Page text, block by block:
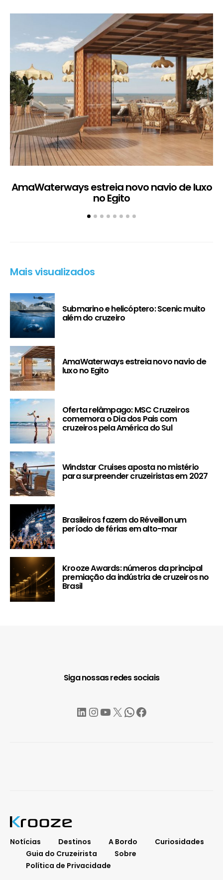
AmaWaterways estreia novo navio de luxo
no Egito
Mais visualizados
Submarino e helicóptero: Scenic muito
além do cruzeiro
AmaWaterways estreia novo navio de
luxo no Egito
Oferta relâmpago: MSC Cruzeiros
comemora o Dia dos Pais com
cruzeiros pela América do Sul
Windstar Cruises aposta no mistério
para surpreender cruzeiristas em 2027
Brasileiros fazem do Réveillon um
período de férias em alto-mar
Krooze Awards: números da principal
premiação da indústria de cruzeiros no
Brasil
Siga nossas redes sociais
LinkedIn
Instagram
YouTube
X WhatsApp
Facebook
Notícias Destinos A Bordo
Curiosidades
Guia do Cruzeirista
Sobre
Política de Privacidade